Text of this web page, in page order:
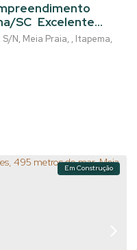
S/N, Meia Praia , Itapema,
SC Excelente
ou conquistar um
uma das regiões
Imóvel estilo
metros do mar.
Em Construção